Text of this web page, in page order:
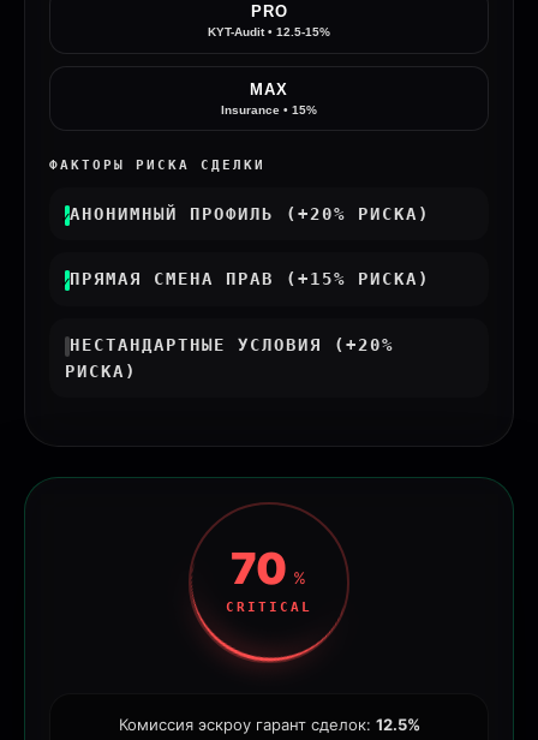
PRO
KYT-Audit • 12.5-15%
MAX
Insurance • 15%
ФАКТОРЫ РИСКА СДЕЛКИ
RISK_NEWBIE
АНОНИМНЫЙ ПРОФИЛЬ (+20% РИСКА)
RISK_DATA
ПРЯМАЯ СМЕНА ПРАВ (+15% РИСКА)
RISK_SMART
НЕСТАНДАРТНЫЕ УСЛОВИЯ (+20%
РИСКА)
70 %
CRITICAL
Комиссия эскроу гарант сделок: 12.5%